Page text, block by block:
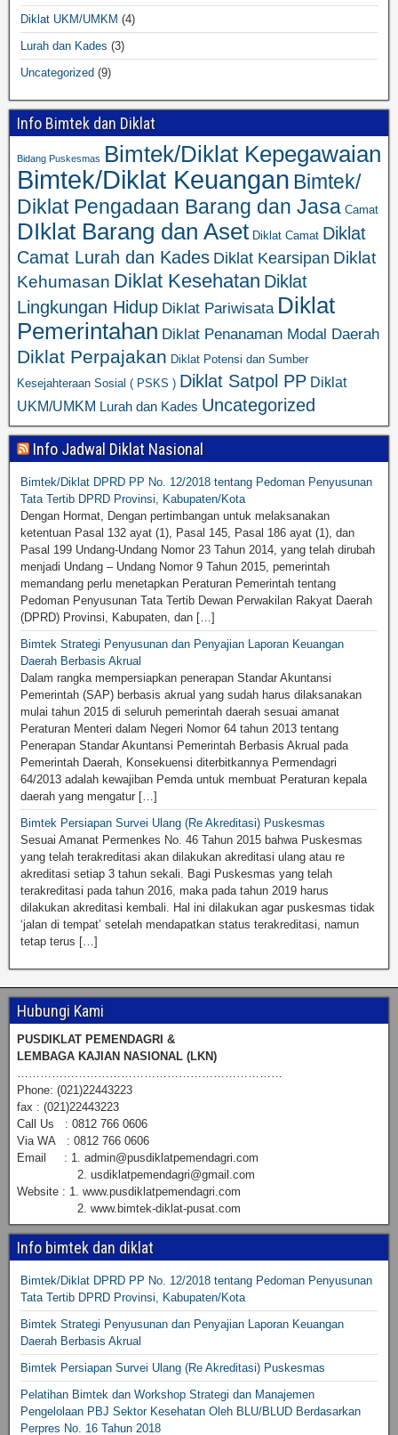
Diklat UKM/UMKM (4)
Lurah dan Kades (3)
Uncategorized (9)
Info Bimtek dan Diklat
Bidang Puskesmas Bimtek/Diklat Kepegawaian
Bimtek/Diklat Keuangan Bimtek/
Diklat Pengadaan Barang dan Jasa Camat
DIklat Barang dan Aset Diklat Camat Diklat
Camat Lurah dan Kades Diklat Kearsipan Diklat
Kehumasan Diklat Kesehatan Diklat
Lingkungan Hidup Diklat Pariwisata Diklat
Pemerintahan Diklat Penanaman Modal Daerah
Diklat Perpajakan Diklat Potensi dan Sumber
Kesejahteraan Sosial ( PSKS ) Diklat Satpol PP Diklat
UKM/UMKM Lurah dan Kades Uncategorized
Info Jadwal Diklat Nasional
Bimtek/Diklat DPRD PP No. 12/2018 tentang Pedoman Penyusunan
Tata Tertib DPRD Provinsi, Kabupaten/Kota
Dengan Hormat, Dengan pertimbangan untuk melaksanakan
ketentuan Pasal 132 ayat (1), Pasal 145, Pasal 186 ayat (1), dan
Pasal 199 Undang-Undang Nomor 23 Tahun 2014, yang telah dirubah
menjadi Undang – Undang Nomor 9 Tahun 2015, pemerintah
memandang perlu menetapkan Peraturan Pemerintah tentang
Pedoman Penyusunan Tata Tertib Dewan Perwakilan Rakyat Daerah
(DPRD) Provinsi, Kabupaten, dan […]
Bimtek Strategi Penyusunan dan Penyajian Laporan Keuangan
Daerah Berbasis Akrual
Dalam rangka mempersiapkan penerapan Standar Akuntansi
Pemerintah (SAP) berbasis akrual yang sudah harus dilaksanakan
mulai tahun 2015 di seluruh pemerintah daerah sesuai amanat
Peraturan Menteri dalam Negeri Nomor 64 tahun 2013 tentang
Penerapan Standar Akuntansi Pemerintah Berbasis Akrual pada
Pemerintah Daerah, Konsekuensi diterbitkannya Permendagri
64/2013 adalah kewajiban Pemda untuk membuat Peraturan kepala
daerah yang mengatur […]
Bimtek Persiapan Survei Ulang (Re Akreditasi) Puskesmas
Sesuai Amanat Permenkes No. 46 Tahun 2015 bahwa Puskesmas
yang telah terakreditasi akan dilakukan akreditasi ulang atau re
akreditasi setiap 3 tahun sekali. Bagi Puskesmas yang telah
terakreditasi pada tahun 2016, maka pada tahun 2019 harus
dilakukan akreditasi kembali. Hal ini dilakukan agar puskesmas tidak
‘jalan di tempat’ setelah mendapatkan status terakreditasi, namun
tetap terus […]
Hubungi Kami
PUSDIKLAT PEMENDAGRI &
LEMBAGA KAJIAN NASIONAL (LKN)
Phone: (021)22443223
fax : (021)22443223
Call Us : 0812 766 0606
Via WA : 0812 766 0606
Email : 1. admin@pusdiklatpemendagri.com
2. usdiklatpemendagri@gmail.com
Website : 1. www.pusdiklatpemendagri.com
2. www.bimtek-diklat-pusat.com
Info bimtek dan diklat
Bimtek/Diklat DPRD PP No. 12/2018 tentang Pedoman Penyusunan
Tata Tertib DPRD Provinsi, Kabupaten/Kota
Bimtek Strategi Penyusunan dan Penyajian Laporan Keuangan
Daerah Berbasis Akrual
Bimtek Persiapan Survei Ulang (Re Akreditasi) Puskesmas
Pelatihan Bimtek dan Workshop Strategi dan Manajemen
Pengelolaan PBJ Sektor Kesehatan Oleh BLU/BLUD Berdasarkan
Perpres No. 16 Tahun 2018